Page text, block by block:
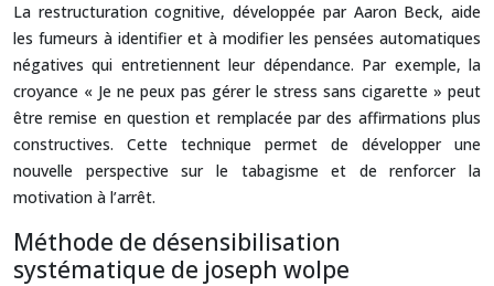
La restructuration cognitive, développée par Aaron Beck, aide
les fumeurs à identifier et à modifier les pensées automatiques
négatives qui entretiennent leur dépendance. Par exemple, la
croyance « Je ne peux pas gérer le stress sans cigarette » peut
être remise en question et remplacée par des affirmations plus
constructives. Cette technique permet de développer une
nouvelle perspective sur le tabagisme et de renforcer la
motivation à l’arrêt.
Méthode de désensibilisation
systématique de joseph wolpe